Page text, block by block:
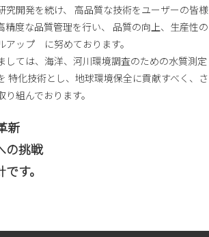
究開発を続け、 高品質な技術をユーザーの皆様
精度な品質管理を行い、 品質の向上、生産性の
ップ に努めております。
しては、海洋、河川環境調査のための水質測定
特化技術とし、地球環境保全に貢献すべく、さ
組んでおります。
新
の挑戦
す。